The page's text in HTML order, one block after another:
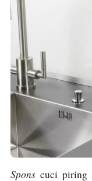
Spons cuci piring